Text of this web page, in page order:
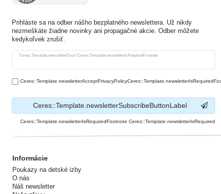
Prihláste sa na odber nášho bezplatného newslettera. Už nikdy
nezmeškáte žiadne novinky ani propagačné akcie. Odber môžete
kedykoľvek zrušiť.
Ceres::Template.newsletterEmail Ceres::Template.newsletterIsRequiredFootnote
Ceres::Template.newsletterHoneypotLabel
Ceres::Template.newsletterSubscribeButtonLabel
Ceres::Template.newsletterIsRequiredFootnote Ceres::Template.newsletterIsRequired
Informácie
Poukazy na detské izby
O nás
Náš newsletter